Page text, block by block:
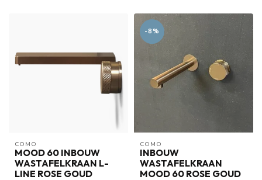
COMO
MOOD 60 INBOUW
WASTAFELKRAAN L-
LINE ROSE GOUD
-8%
COMO
INBOUW
WASTAFELKRAAN
MOOD 60 ROSE GOUD